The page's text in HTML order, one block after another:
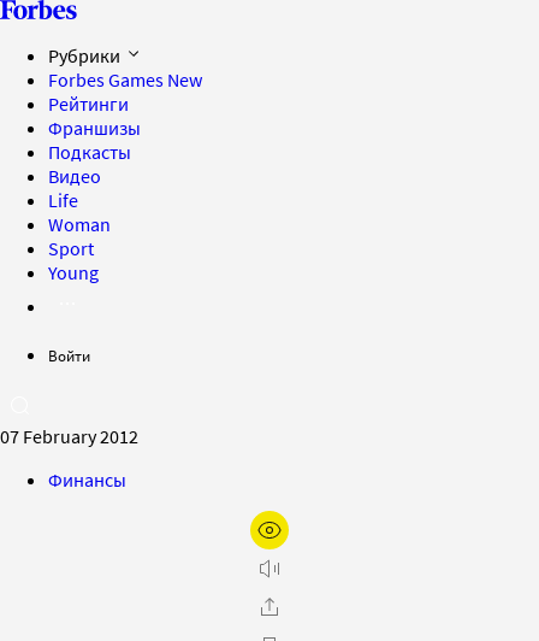
Рубрики
Forbes Games New
Рейтинги
Франшизы
Подкасты
Видео
Life
Woman
Sport
Young
Войти
07 February 2012
Финансы